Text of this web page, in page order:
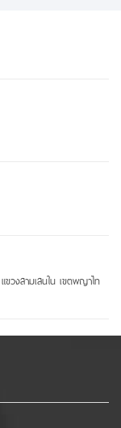
วงสามเสนใน เขตพญาไท